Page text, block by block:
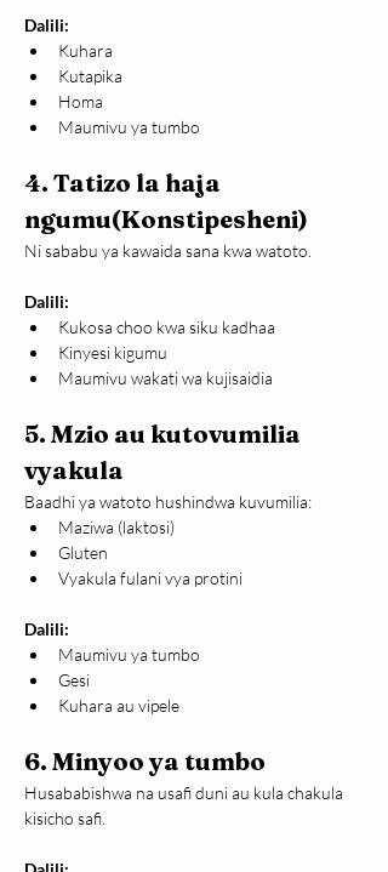
Dalili:
Kuhara
Kutapika
Homa
Maumivu ya tumbo
4. Tatizo la haja
ngumu(Konstipesheni)
Ni sababu ya kawaida sana kwa watoto.
Dalili:
Kukosa choo kwa siku kadhaa
Kinyesi kigumu
Maumivu wakati wa kujisaidia
5. Mzio au kutovumilia
vyakula
Baadhi ya watoto hushindwa kuvumilia:
Maziwa (laktosi)
Gluten
Vyakula fulani vya protini
Dalili:
Maumivu ya tumbo
Gesi
Kuhara au vipele
6. Minyoo ya tumbo
Husababishwa na usafi duni au kula chakula
kisicho safi.